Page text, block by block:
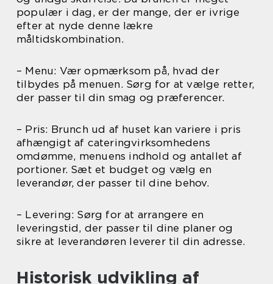
populær i dag, er der mange, der er ivrige
efter at nyde denne lækre
måltidskombination.
– Menu: Vær opmærksom på, hvad der
tilbydes på menuen. Sørg for at vælge retter,
der passer til din smag og præferencer.
– Pris: Brunch ud af huset kan variere i pris
afhængigt af cateringvirksomhedens
omdømme, menuens indhold og antallet af
portioner. Sæt et budget og vælg en
leverandør, der passer til dine behov.
– Levering: Sørg for at arrangere en
leveringstid, der passer til dine planer og
sikre at leverandøren leverer til din adresse.
Historisk udvikling af